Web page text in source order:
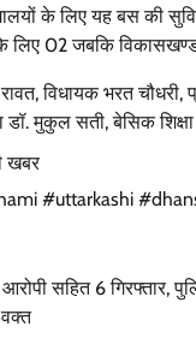
के लिए यह बस की
02 जबकि
विधायक भरत चौधरी,
डॉ. मुकुल सती, बेसिक
खबर
#uttarkashi
सहित 6 गिरफ्तार,